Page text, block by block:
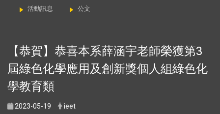
活動訊息 公文
【恭賀】恭喜本系薛涵宇老師榮獲第3
屆綠色化學應用及創新獎個人組綠色化
學教育類
2023-05-19 ieet